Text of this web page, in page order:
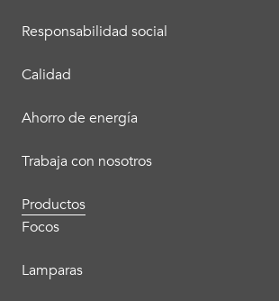
Responsabilidad social
Calidad
Ahorro de energía
Trabaja con nosotros
Productos
Focos
Lamparas